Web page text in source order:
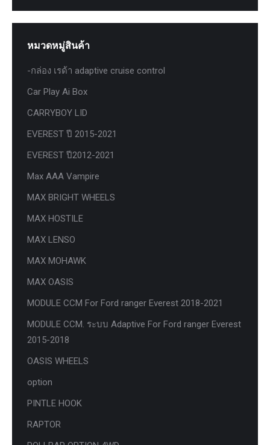
หมวดหมู่สินค้า
-กล่อง เรด้า adaptive cruise control
Car Play Ai Box
CARRYBOY LID
EVEREST ปี 2015-2021
EVEREST ปี2012-2021
Max AAA Vampire
MAX BRIGHT WHEELS
MAX HOSTILE
MAX LENSO
MAX MOHAWK
MAX OASIS
MODULE CCM For Ford ranger Everest 2018-2021
MODULE CCM. ระบบ Adaptive For Ford ranger Everest
2015-2018
OASIS WHEELS
option
PINTLE HOOK
RAPTOR